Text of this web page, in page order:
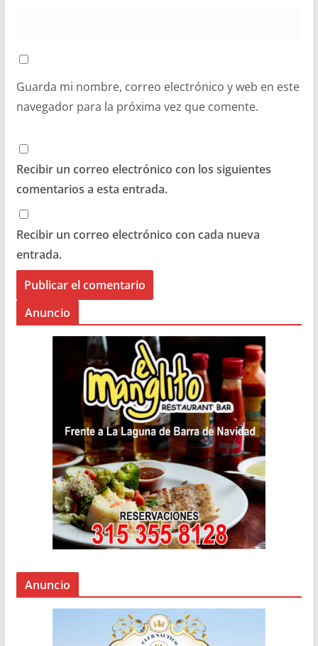
Guarda mi nombre, correo electrónico y web en este
navegador para la próxima vez que comente.
Recibir un correo electrónico con los siguientes
comentarios a esta entrada.
Recibir un correo electrónico con cada nueva
entrada.
Anuncio
Anuncio